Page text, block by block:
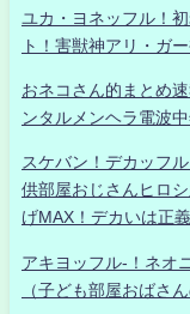
ユカ・ヨネッフル！
ト！害獣神アリ・ガ
おネコさん的まとめ
ンタルメンヘラ電波
スケバン！デカッフ
供部屋おじさんヒロ
げMAX！デカいは正
アキヨッフル-！ネオ
（子ども部屋おばさ